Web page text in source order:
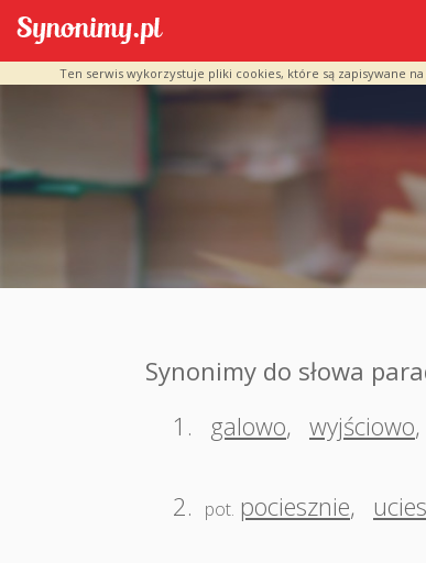
Ten serwis wykorzystuje pliki cookies, które są zapisywane
Synonimy do słowa
1.
galowo, wyjściowo,
2. pot. pociesznie,